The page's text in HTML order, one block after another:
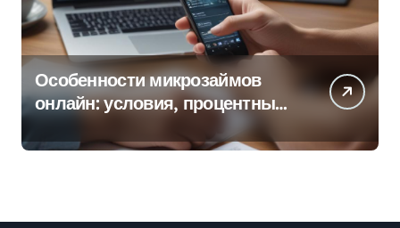
Особенности микрозаймов
онлайн: условия, процентные
ставки и порядок оформления